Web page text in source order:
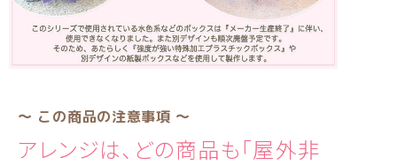
〜 この商品の注意事項 〜
アレンジは、どの商品も「屋外非